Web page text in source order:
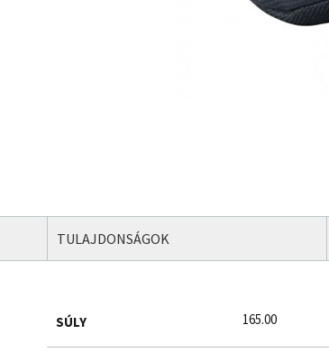
TULAJDONSÁGOK
SÚLY 165.00